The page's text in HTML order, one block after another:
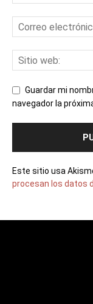
Guardar mi
navegador la
Este sitio usa
procesan los datos